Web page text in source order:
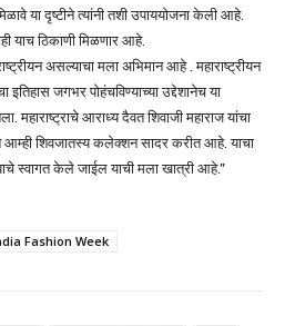
या दृष्टीने त्यांनी तशी उपाययोजना केली आहे.
याच ठिकाणी मिळणार आहे.
असल्याचा मला अभिमान आहे . महाराष्ट्रीयन
जगभर पोहंचविण्याच्या उद्देशानेच या
महाराष्ट्राचे आराध्य दैवत शिवाजी महाराज यांचा
शिवजातस्य कलेक्शन सादर करीत आहे. याचा
स्वागत केले जाईल याची मला खात्री आहे.”
Fashion Week